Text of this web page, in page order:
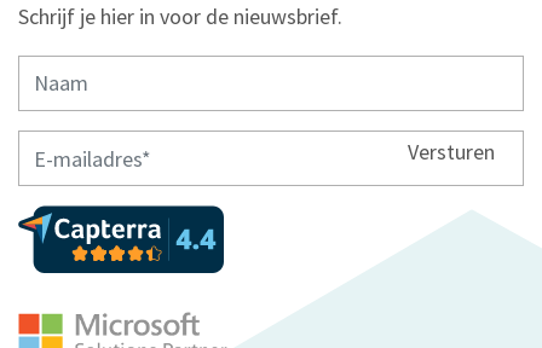
Schrijf je hier in voor de nieuwsbrief.
Versturen